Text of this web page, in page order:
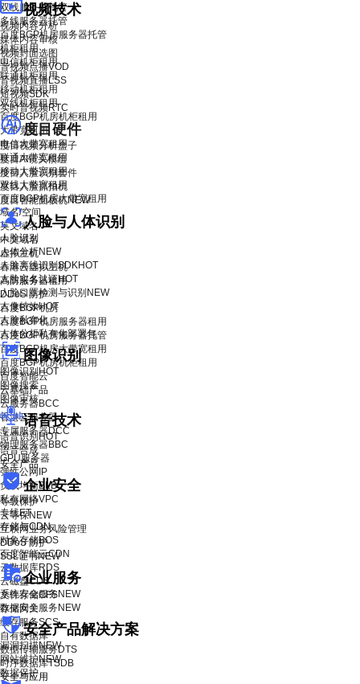
视频技术
视频内容分析
媒体内容审核
视频封面选图
音视频点播VOD
音视频直播LSS
短视频SDK
实时音视频RTC
度目硬件
度目视频分析盒子
度目AI镜头模组
度目人脸识别套件
度目人脸抓拍机
度目智能面板机NEW
人脸与人体识别
人脸识别
人体分析NEW
人脸离线识别SDKHOT
人脸实名认证HOT
人脸口罩检测与识别 NEW
人像特效HOT
人脸私有化
人体分析私有化部署包
图像识别
图像识别HOT
图像搜索
图像审核
语音技术
语音识别 HOT
语音合成
安全产品
企业安全
等级保护
云等保NEW
互联网业务风险管理
DDoS 防护
SSL证书NEW
企业服务
系统安全服务NEW
数据安全服务 NEW
安全产品解决方案
漏洞扫描NEW
网站维护NEW
数据保护
双线服务器托管
多线服务器托管
百度BGP机房服务器托管
机柜租用
电信机柜租用
联通机柜租用
移动机柜租用
双线机柜租用
百度BGP机房机柜租用
大带宽租用
电信大带宽租用
联通大带宽租用
移动大带宽租用
双线大带宽租用
百度BGP机房大带宽租用
域名/空间
英文域名
中文域名
虚拟主机
香港云虚拟主机
高防服务器租用
DDoS 防护
百度BGP机房
百度BGP机房服务器租用
百度BGP机房服务器托管
百度BGP机房大带宽租用
百度BGP机房机柜租用
百度智能云
云基础产品
云服务器BCC
香港云服务器
专属服务器DCC
物理服务器BBC
GPU服务器
弹性公网IP
负载均衡BLB
私有网络VPC
专线ET
存储与CDN
对象存储BOS
百度智能云CDN
云数据库RDS
云磁盘CDS
文件存储CFS
存储网关
缓存服务SCS
自有数据库
数据传输服务DTS
时序数据库TSDB
安全与应用